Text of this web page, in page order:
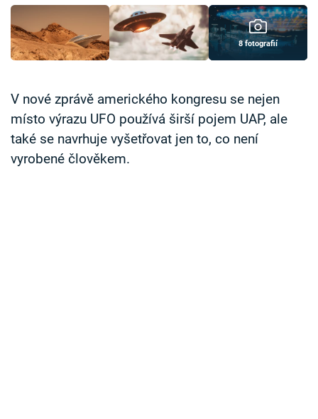
Přihlášení
Sledujte nás
8 fotografií
V nové zprávě amerického kongresu se nejen
místo výrazu UFO používá širší pojem UAP, ale
také se navrhuje vyšetřovat jen to, co není
vyrobené člověkem.